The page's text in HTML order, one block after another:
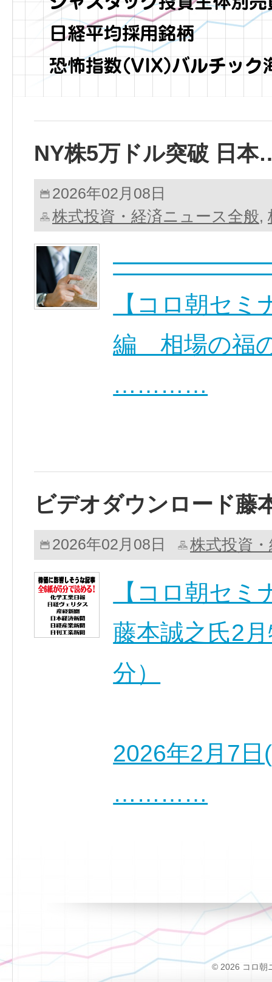
NY株5万ドル突破 日
2026年02月08日
株式投資・経済ニュース全般,
【コロ朝セ
編 相場の福
…………
ビデオダウンロード藤
2026年02月08日 株式投資
【コロ朝セ
藤本誠之氏2
分）
2026年2月7
…………
© 2026 コロ朝